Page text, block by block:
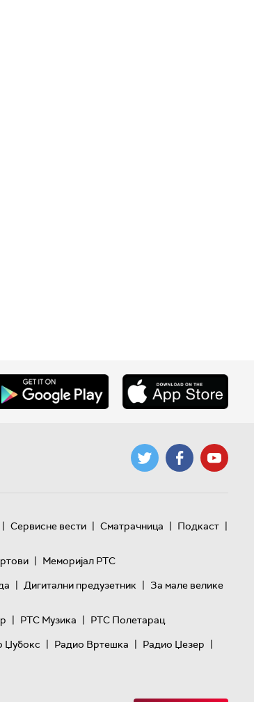
| Сервисне вести | Сматрачница | Подкаст |
| Меморијал РТС
| Дигитални предузетник | За мале велике
| РТС Музика | РТС Полетарац
Џубокс | Радио Вртешка | Радио Џезер |